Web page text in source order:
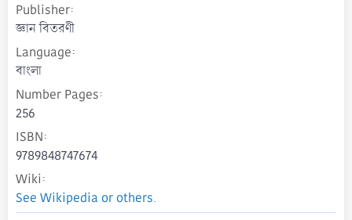
Publisher
জ্ঞান বিতরণী
Language
বাংলা
Number Pages
256
ISBN
9789848747674
Wiki
See Wikipedia or others.